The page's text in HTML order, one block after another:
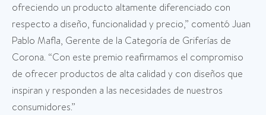
ofreciendo un producto altamente diferenciado con
respecto a diseño, funcionalidad y precio,” comentó Juan
Pablo Mafla, Gerente de la Categoría de Griferías de
Corona. “Con este premio reafirmamos el compromiso
de ofrecer productos de alta calidad y con diseños que
inspiran y responden a las necesidades de nuestros
consumidores.”